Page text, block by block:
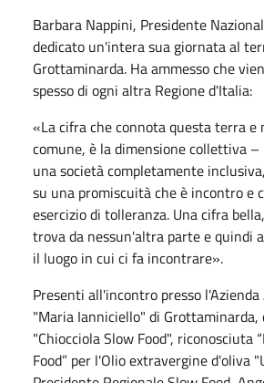
Barbara Nappini, Presidente
dedicato un'intera sua giornata al
Grottaminarda. Ha ammesso che
spesso di ogni altra Regione d'Italia:
«La cifra che connota questa terra e
comune, è la dimensione collettiva
una società completamente
su una promiscuità che è incontro e
esercizio di tolleranza. Una cifra
trova da nessun'altra parte e quindi
il luogo in cui ci fa incontrare».
Presenti all'incontro presso
"Maria Ianniciello" di Grottaminarda,
"Chiocciola Slow Food", riconosciuta
Food” per l'Olio extravergine d'oliva